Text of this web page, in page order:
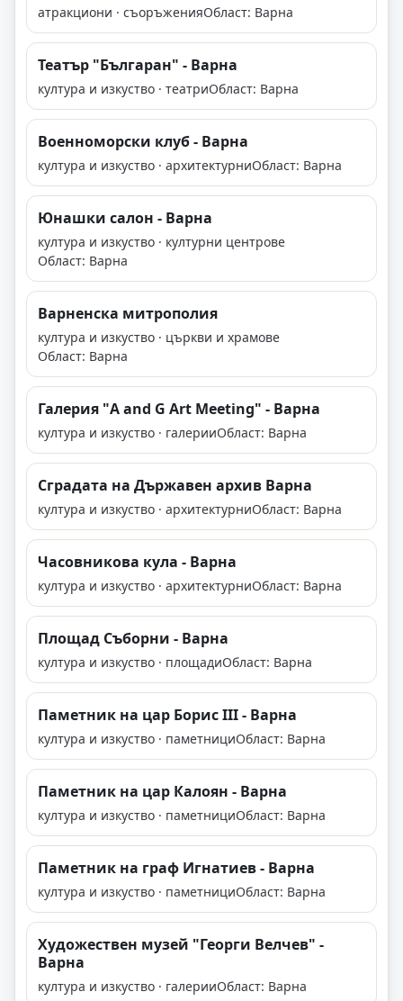
атракциони · съоръженияОбласт: Варна
Театър "Българан" - Варна
култура и изкуство · театриОбласт: Варна
Военноморски клуб - Варна
култура и изкуство · архитектурниОбласт: Варна
Юнашки салон - Варна
култура и изкуство · културни центрове
Област: Варна
Варненска митрополия
култура и изкуство · църкви и храмове
Област: Варна
Галерия "A and G Art Meeting" - Варна
култура и изкуство · галерииОбласт: Варна
Сградата на Държавен архив Варна
култура и изкуство · архитектурниОбласт: Варна
Часовникова кула - Варна
култура и изкуство · архитектурниОбласт: Варна
Площад Съборни - Варна
култура и изкуство · площадиОбласт: Варна
Паметник на цар Борис III - Варна
култура и изкуство · паметнициОбласт: Варна
Паметник на цар Калоян - Варна
култура и изкуство · паметнициОбласт: Варна
Паметник на граф Игнатиев - Варна
култура и изкуство · паметнициОбласт: Варна
Художествен музей "Георги Велчев" -
Варна
култура и изкуство · галерииОбласт: Варна